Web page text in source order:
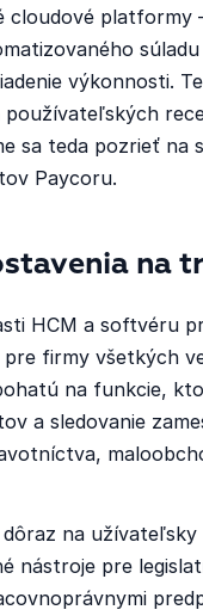
cloudové
výkonnosti.
používateľských
sa teda pozrieť na
Paycoru.
na
HCM a softvéru
firmy všetkých
na funkcie,
a sledovanie
na
nástroje pre